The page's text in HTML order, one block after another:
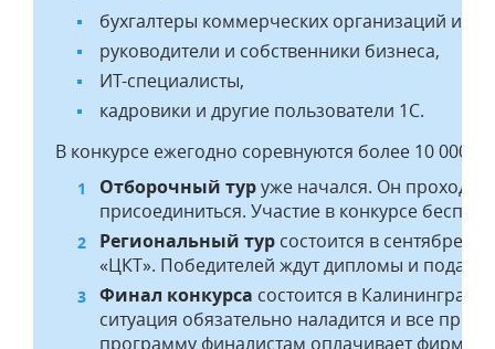
бухгалтеры коммерческих организаций и
руководители и собственники бизнеса,
ИТ-специалисты,
кадровики и другие пользователи 1С.
В конкурсе ежегодно соревнуются более 10 000
Отборочный туруже начался. Он
присоединиться. Участие в конкурсе
Региональный тур состоится в сентябре,
«ЦКТ». Победителей ждут дипломы и
Финал конкурса состоится в
ситуация обязательно наладится и все
программу финалистам оплачивает фирма